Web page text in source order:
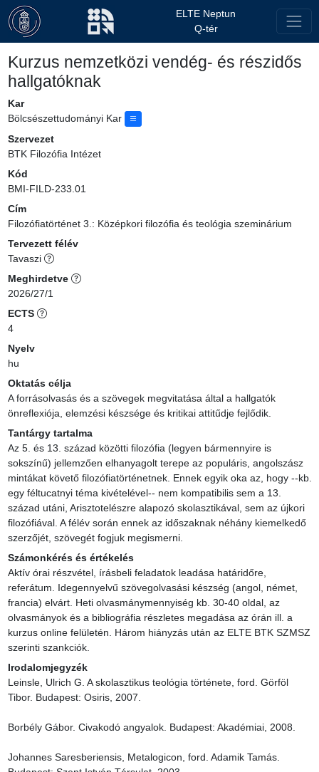
ELTE Neptun
Q-tér
Kurzus nemzetközi vendég- és részidős
hallgatóknak
Kar
Bölcsészettudományi Kar
Szervezet
BTK Filozófia Intézet
Kód
BMI-FILD-233.01
Cím
Filozófiatörténet 3.: Középkori filozófia és teológia szeminárium
Tervezett félév
Tavaszi
Meghirdetve
2026/27/1
ECTS
4
Nyelv
hu
Oktatás célja
A forrásolvasás és a szövegek megvitatása által a hallgatók
önreflexiója, elemzési készsége és kritikai attitűdje fejlődik.
Tantárgy tartalma
Az 5. és 13. század közötti filozófia (legyen bármennyire is
sokszínű) jellemzően elhanyagolt terepe az populáris, angolszász
mintákat követő filozófiatörténetnek. Ennek egyik oka az, hogy --kb.
egy féltucatnyi téma kivételével-- nem kompatibilis sem a 13.
század utáni, Arisztotelészre alapozó skolasztikával, sem az újkori
filozófiával. A félév során ennek az időszaknak néhány kiemelkedő
szerzőjét, szövegét fogjuk megismerni.
Számonkérés és értékelés
Aktív órai részvétel, írásbeli feladatok leadása határidőre,
referátum. Idegennyelvű szövegolvasási készség (angol, német,
francia) elvárt. Heti olvasmánymennyiség kb. 30-40 oldal, az
olvasmányok és a bibliográfia részletes megadása az órán ill. a
kurzus online felületén. Három hiányzás után az ELTE BTK SZMSZ
szerinti szankciók.
Irodalomjegyzék
Leinsle, Ulrich G. A skolasztikus teológia története, ford. Görföl
Tibor. Budapest: Osiris, 2007.
Borbély Gábor. Civakodó angyalok. Budapest: Akadémiai, 2008.
Johannes Saresberiensis, Metalogicon, ford. Adamik Tamás.